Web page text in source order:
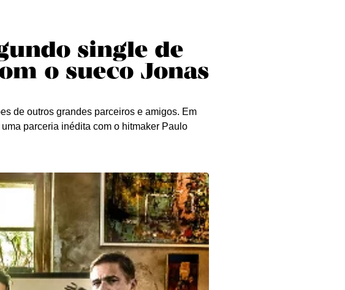
single de
o sueco Jonas
de outros grandes parceiros e amigos. Em
parceria inédita com o hitmaker Paulo